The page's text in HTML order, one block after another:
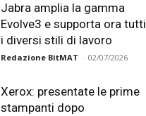
Jabra amplia la gamma
Evolve3 e supporta ora tutti
i diversi stili di lavoro
Redazione BitMAT - 02/07/2026
Xerox: presentate le prime
stampanti dopo